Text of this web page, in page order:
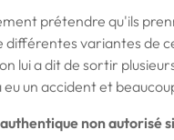
prétendre qu'ils
variantes de
lui a dit de sortir
un accident et
non autorisé